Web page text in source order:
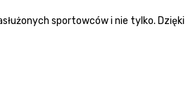
sportowców i nie tylko.